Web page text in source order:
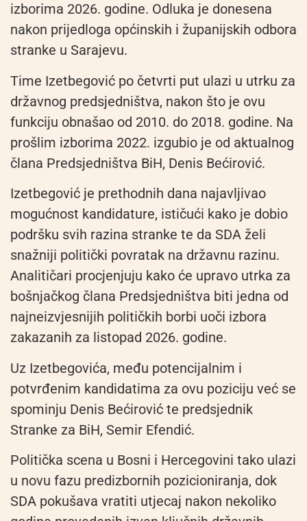
izborima 2026. godine. Odluka je donesena
nakon prijedloga općinskih i županijskih odbora
stranke u Sarajevu.
Time Izetbegović po četvrti put ulazi u utrku za
državnog predsjedništva, nakon što je ovu
funkciju obnašao od 2010. do 2018. godine. Na
prošlim izborima 2022. izgubio je od aktualnog
člana Predsjedništva BiH, Denis Bećirović.
Izetbegović je prethodnih dana najavljivao
mogućnost kandidature, ističući kako je dobio
podršku svih razina stranke te da SDA želi
snažniji politički povratak na državnu razinu.
Analitičari procjenjuju kako će upravo utrka za
bošnjačkog člana Predsjedništva biti jedna od
najneizvjesnijih političkih borbi uoči izbora
zakazanih za listopad 2026. godine.
Uz Izetbegovića, među potencijalnim i
potvrđenim kandidatima za ovu poziciju već se
spominju Denis Bećirović te predsjednik
Stranke za BiH, Semir Efendić.
Politička scena u Bosni i Hercegovini tako ulazi
u novu fazu predizbornih pozicioniranja, dok
SDA pokušava vratiti utjecaj nakon nekoliko